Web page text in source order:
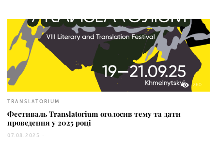
260
TRANSLATORIUM
Фестиваль Translatorium оголосив тему та дати
проведення у 2025 році
07.08.2025 -